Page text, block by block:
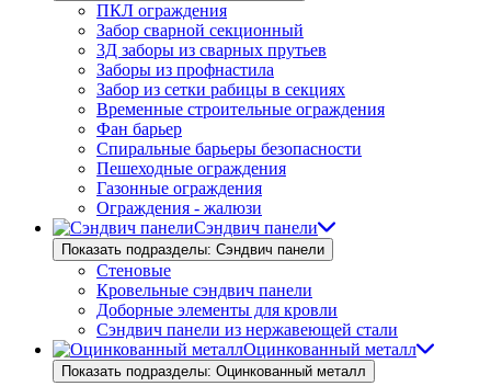
ПКЛ ограждения
Забор сварной секционный
3Д заборы из сварных прутьев
Заборы из профнастила
Забор из сетки рабицы в секциях
Временные строительные ограждения
Фан барьер
Спиральные барьеры безопасности
Пешеходные ограждения
Газонные ограждения
Ограждения - жалюзи
Сэндвич панели
Показать подразделы: Сэндвич панели
Стеновые
Кровельные сэндвич панели
Доборные элементы для кровли
Сэндвич панели из нержавеющей стали
Оцинкованный металл
Показать подразделы: Оцинкованный металл